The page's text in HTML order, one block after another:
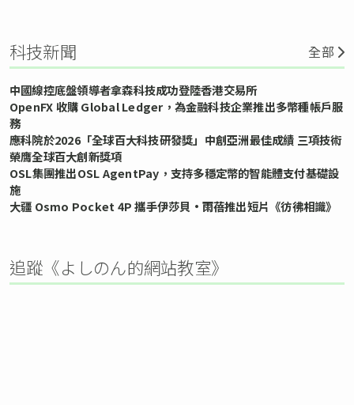
科技新聞 全部
中國線控底盤領導者拿森科技成功登陸香港交易所
OpenFX 收購 Global Ledger，為金融科技企業推出多幣種帳戶服
務
應科院於2026「全球百大科技研發獎」中創亞洲最佳成績 三項技術
榮膺全球百大創新獎項
OSL集團推出OSL AgentPay，支持多穩定幣的智能體支付基礎設
施
大疆 Osmo Pocket 4P 攜手伊莎貝•雨蓓推出短片《彷彿相識》
追蹤《よしのん的網站教室》